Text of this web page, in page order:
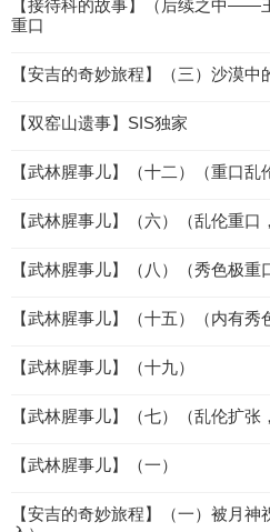
【接待科的故事】（后续之中——
重口
【安吉的奇妙旅程】（三）沙漠中
【双窑山遗事】SIS独家
【武林腥事儿】（十二）（重口
【武林腥事儿】（六）（乱伦重口
【武林腥事儿】（八）（秀色极重
【武林腥事儿】（十五）（内有秀
【武林腥事儿】（十九）
【武林腥事儿】（七）（乱伦扩张
【武林腥事儿】（一）
【安吉的奇妙旅程】（一）被月